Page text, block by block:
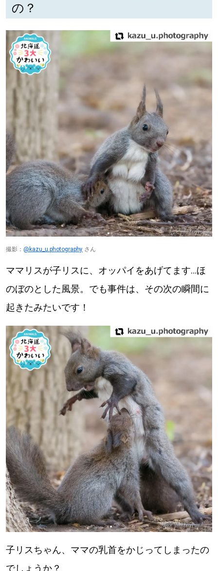
の？
撮影： @kazu_u.photography さん
ママリスが子リスに、オッパイをあげてます…ほ
のぼのとした風景。でも事件は、その次の瞬間に
起きたみたいです！
子リスちゃん、ママの乳首をかじってしまったの
でしょうか？